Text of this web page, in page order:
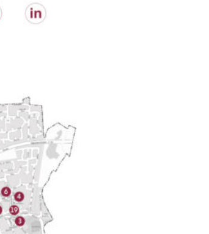
Economie locale
Le Créa